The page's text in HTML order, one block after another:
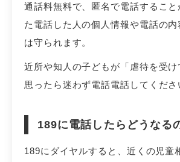
通話料無料で、匿名で電話すること
た電話した人の個人情報や電話の
は守られます。
近所や知人の子どもが「虐待を受け
思ったら迷わず電話電話してくださ
189に電話したらどうなる
189にダイヤルすると、近くの児童